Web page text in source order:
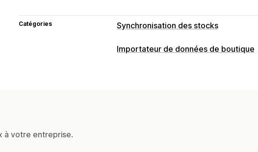
Catégories Synchronisation des stocks
Type de synchronisation
Importateur de données de boutique
à votre entreprise.